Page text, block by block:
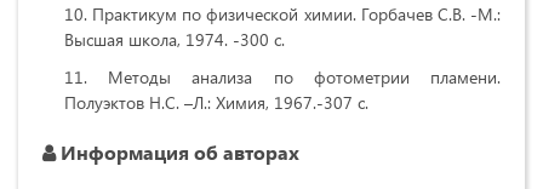
Практикум по физической химии. Горбачев С.В. -М.:
Высшая школа, 1974. -300 с.
Методы анализа по фотометрии пламени.
Полуэктов Н.С. –Л.: Химия, 1967.-307 с.
Информация об авторах